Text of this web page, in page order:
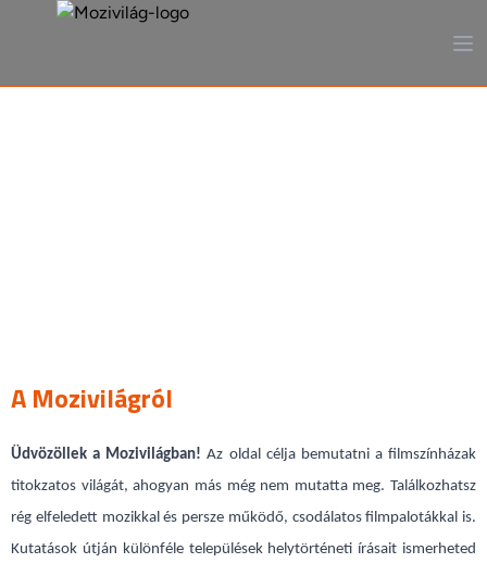
A Mozivilágról
Üdvözöllek a Mozivilágban! Az oldal célja bemutatni a filmszínházak
titokzatos világát, ahogyan más még nem mutatta meg. Találkozhatsz
rég elfeledett mozikkal és persze működő, csodálatos filmpalotákkal is.
Kutatások útján különféle települések helytörténeti írásait ismerheted